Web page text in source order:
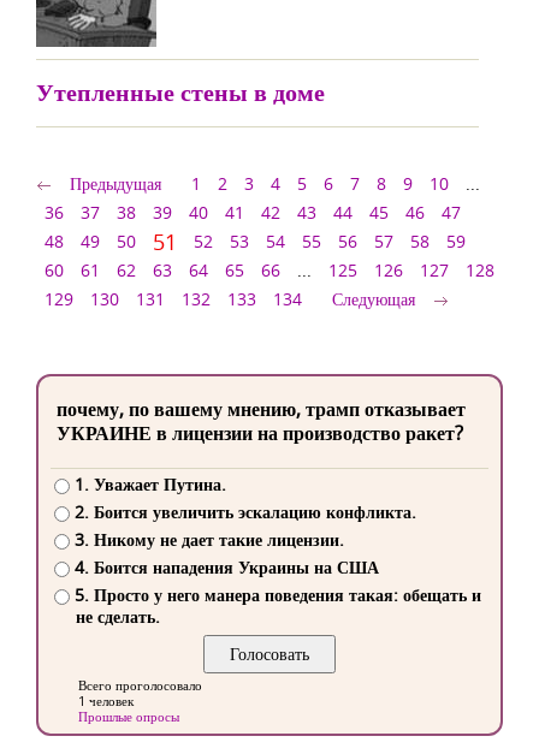
Утепленные стены в доме
Предыдущая 1 2 3 4 5 6 7 8 9 10
...
36
37 38 39 40 41 42 43 44 45 46
47
48
49 50 51 52 53 54 55 56 57 58
59
60
61 62 63 64 65 66 ... 125 126 127
128
129
130 131 132 133 134 Следующая
почему, по вашему мнению, трамп отказывает
УКРАИНЕ в лицензии на производство ракет?
1. Уважает Путина.
2. Боится увеличить эскалацию конфликта.
3. Никому не дает такие лицензии.
4. Боится нападения Украины на США
5. Просто у него манера поведения такая: обещать и
не сделать.
Всего проголосовало
1 человек
Прошлые опросы